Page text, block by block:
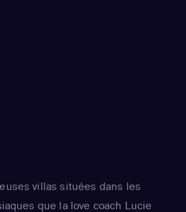
villas situées dans les
que la love coach Lucie